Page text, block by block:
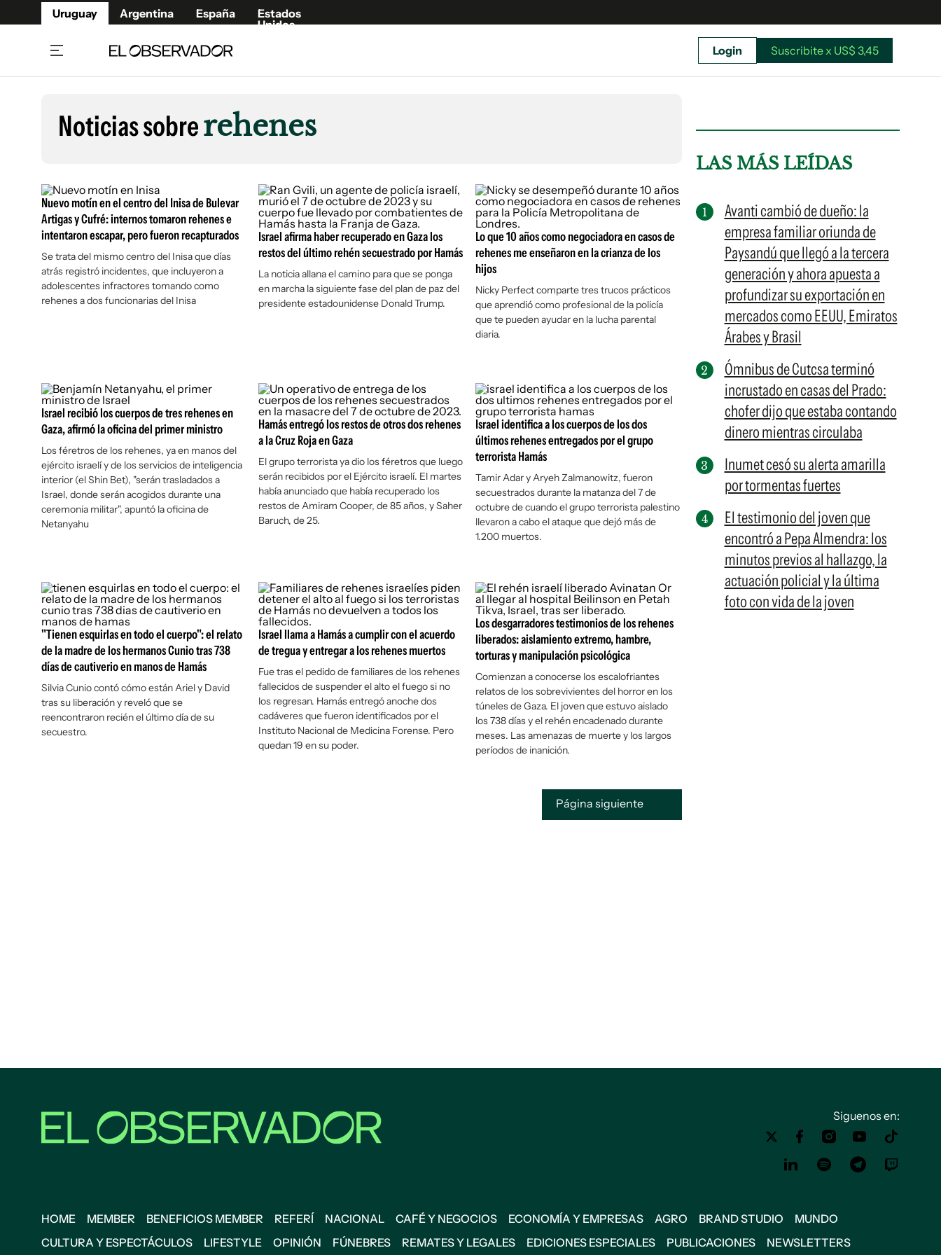
Uruguay Argentina España
Estados
Unidos
Beneficios Member
Café y Negocios
Economía y Empresas
Agro
Brand Studio
Mundo
Cultura y Espectáculos
Fúnebres
Publicaciones
Newsletters
Argentina
España
Estados Unidos
Suscribite x US$ 3,45
Login Suscribite x US$ 3,45
Noticias sobrerehenes
Nuevo motín en el centro del Inisa de Bulevar
Artigas y Cufré: internos tomaron rehenes e
intentaron escapar, pero fueron recapturados
Se trata del mismo centro del Inisa que días
atrás registró incidentes, que incluyeron a
adolescentes infractores tomando como
rehenes a dos funcionarias del Inisa
Israel afirma haber recuperado en Gaza los
restos del último rehén secuestrado por Hamás
La noticia allana el camino para que se ponga
en marcha la siguiente fase del plan de paz del
presidente estadounidense Donald Trump.
Lo que 10 años como negociadora en casos de
rehenes me enseñaron en la crianza de los
hijos
Nicky Perfect comparte tres trucos prácticos
que aprendió como profesional de la policía
que te pueden ayudar en la lucha parental
diaria.
Israel recibió los cuerpos de tres rehenes en
Gaza, afirmó la oficina del primer ministro
Los féretros de los rehenes, ya en manos del
ejército israelí y de los servicios de inteligencia
interior (el Shin Bet), "serán trasladados a
Israel, donde serán acogidos durante una
ceremonia militar", apuntó la oficina de
Netanyahu
Hamás entregó los restos de otros dos rehenes
a la Cruz Roja en Gaza
El grupo terrorista ya dio los féretros que luego
serán recibidos por el Ejército israelí. El martes
había anunciado que había recuperado los
restos de Amiram Cooper, de 85 años, y Saher
Baruch, de 25.
Israel identifica a los cuerpos de los dos
últimos rehenes entregados por el grupo
terrorista Hamás
Tamir Adar y Aryeh Zalmanowitz, fueron
secuestrados durante la matanza del 7 de
octubre de cuando el grupo terrorista palestino
llevaron a cabo el ataque que dejó más de
1.200 muertos.
"Tienen esquirlas en todo el cuerpo": el relato
de la madre de los hermanos Cunio tras 738
días de cautiverio en manos de Hamás
Silvia Cunio contó cómo están Ariel y David
tras su liberación y reveló que se
reencontraron recién el último día de su
secuestro.
Israel llama a Hamás a cumplir con el acuerdo
de tregua y entregar a los rehenes muertos
Fue tras el pedido de familiares de los rehenes
fallecidos de suspender el alto el fuego si no
los regresan. Hamás entregó anoche dos
cadáveres que fueron identificados por el
Instituto Nacional de Medicina Forense. Pero
quedan 19 en su poder.
Los desgarradores testimonios de los rehenes
liberados: aislamiento extremo, hambre,
torturas y manipulación psicológica
Comienzan a conocerse los escalofriantes
relatos de los sobrevivientes del horror en los
túneles de Gaza. El joven que estuvo aislado
los 738 días y el rehén encadenado durante
meses. Las amenazas de muerte y los largos
períodos de inanición.
Página siguiente
LAS MÁS LEÍDAS
Avanti cambió de dueño: la
empresa familiar oriunda de
Paysandú que llegó a la tercera
generación y ahora apuesta a
profundizar su exportación en
mercados como EEUU, Emiratos
Árabes y Brasil
Ómnibus de Cutcsa terminó
incrustado en casas del Prado:
chofer dijo que estaba contando
dinero mientras circulaba
Inumet cesó su alerta amarilla
por tormentas fuertes
El testimonio del joven que
encontró a Pepa Almendra: los
minutos previos al hallazgo, la
actuación policial y la última
foto con vida de la joven
Siguenos en:
HOME MEMBER BENEFICIOS MEMBER REFERÍ NACIONAL CAFÉ Y NEGOCIOS ECONOMÍA Y EMPRESAS AGRO BRAND STUDIO
MUNDO
CULTURA Y ESPECTÁCULOS
LIFESTYLE OPINIÓN FÚNEBRES REMATES Y LEGALES EDICIONES ESPECIALES PUBLICACIONES NEWSLETTERS